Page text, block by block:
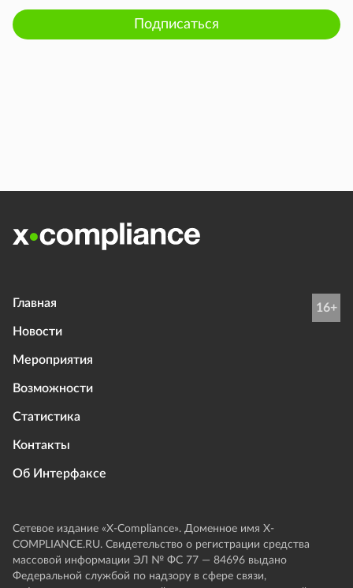
Подписаться
Главная
Новости
Мероприятия
Возможности
Статистика
Контакты
Об Интерфаксе
16+
Сетевое издание «Х-Compliance». Доменное имя X-
COMPLIANCE.RU. Свидетельство о регистрации средства
массовой информации ЭЛ № ФС 77 — 84696 выдано
Федеральной службой по надзору в сфере связи,